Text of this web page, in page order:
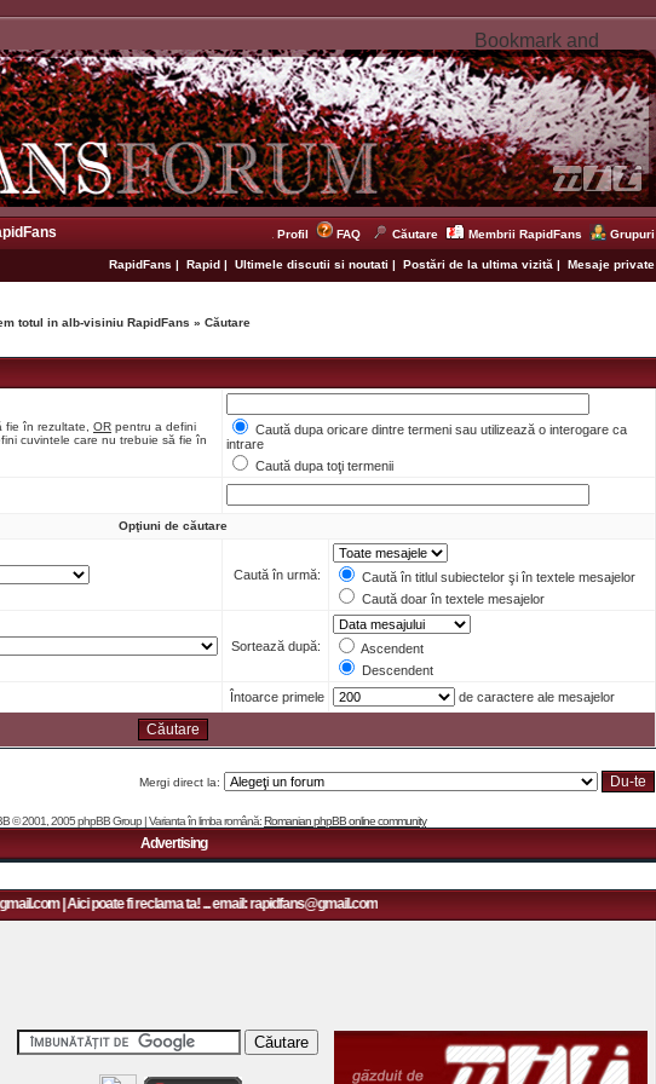
Profil FAQ Căutare Membrii RapidFans Grupuri
RapidFans | Rapid | Ultimele discutii si noutati | Postări de la ultima vizită | Mesaje private
totul in alb-visiniu RapidFans » Căutare
fie în rezultate, OR pentru a defini
cuvintele care nu trebuie să fie în
Caută dupa oricare dintre termeni sau utilizează o interogare ca
intrare
Caută dupa toţi termenii
Opţiuni de căutare
Caută în urmă:
Caută în titlul subiectelor şi în textele mesajelor
Caută doar în textele mesajelor
Sortează după:
Ascendent
Descendent
Întoarce primele de caractere ale mesajelor
Mergi direct la:
© 2001, 2005 phpBB Group | Varianta în limba română:Romanian phpBB online community
Advertising
| Aici poate fi reclama ta! ... email: rapidfans@gmail.com